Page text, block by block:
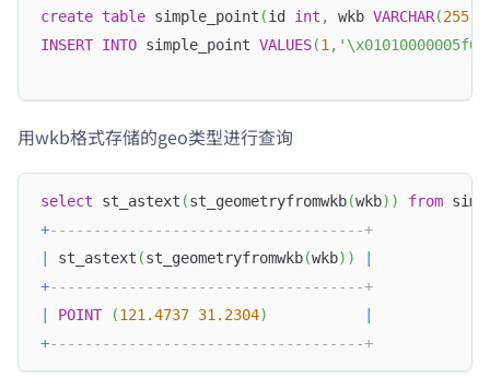
create table simple_point (id int , wkb VARCHAR(255
INSERT INTO simple_point VALUES(1 ,
用wkb格式存储的geo类型进行查询
select st_astext (st_geometryfromwkb(wkb) ) from
+------------------------------------+
st_astext (st_geometryfromwkb(wkb) )
+------------------------------------+
POINT (121.4737 31.2304)
+------------------------------------+